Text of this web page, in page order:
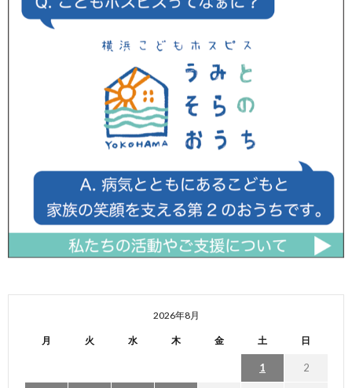
2026年8月
月 火 水 木 金 土 日
1 2